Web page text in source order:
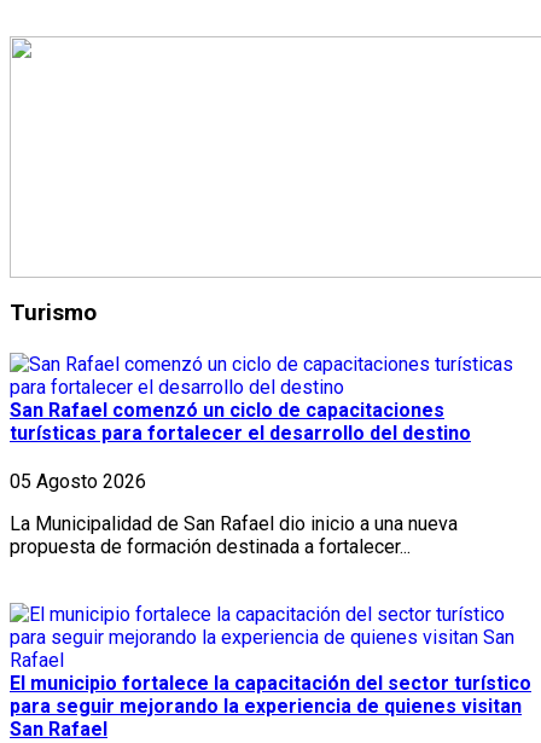
Turismo
San Rafael comenzó un ciclo de capacitaciones
turísticas para fortalecer el desarrollo del destino
05 Agosto 2026
La Municipalidad de San Rafael dio inicio a una nueva
propuesta de formación destinada a fortalecer...
El municipio fortalece la capacitación del sector turístico
para seguir mejorando la experiencia de quienes visitan
San Rafael